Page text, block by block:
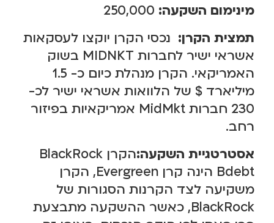
מינימום השקעה:
תמצית הקרן: נכסי הקרן יוקצו לעסקאות
אשראי ישיר לחברות MIDNKT בשוק
האמריקאי. הקרן מנהלת כיום כ- 1.5
מיליארד $ של הלוואות אשראי ישיר לכ-
230 חברות MidMkt אמריקאיות בפיזור
רחב.
אסטרטגיית השקעה:
הקרן BlackRock
Bdebt הינה קרן Evergreen, הקרן
משקיעה לצד הקרנות הסגורות של
BlackRock, כאשר ההשקעה מתבצעת